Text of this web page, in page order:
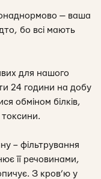
— ваша
бо всі мають
для нашого
24 години на добу
обміном білків,
токсини.
– фільтрування
її речовинами,
З кров’ю у